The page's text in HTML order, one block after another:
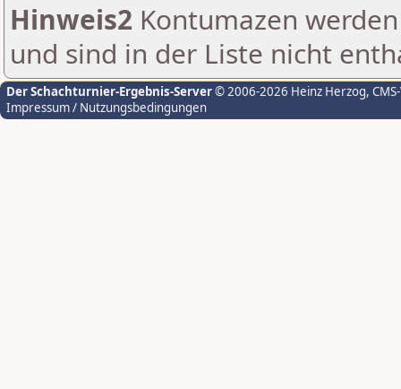
Hinweis2 Kontumazen
und sind in der Liste nicht
Der Schachturnier-Ergebnis-Server© 2006-2026 Heinz Herzog,
Impressum / Nutzungsbedingungen